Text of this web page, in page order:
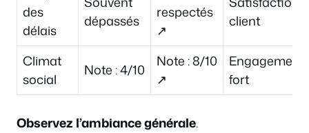
des
délais
dépassés
respectés
↗
client
Climat
social
Note : 4/10
Note : 8/10
↗
Engagement
fort
Observez l’ambiance générale.